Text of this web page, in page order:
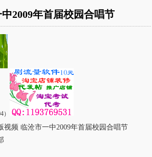
2009年首届校园合唱节
视频 临沧市一中2009年首届校园合唱节